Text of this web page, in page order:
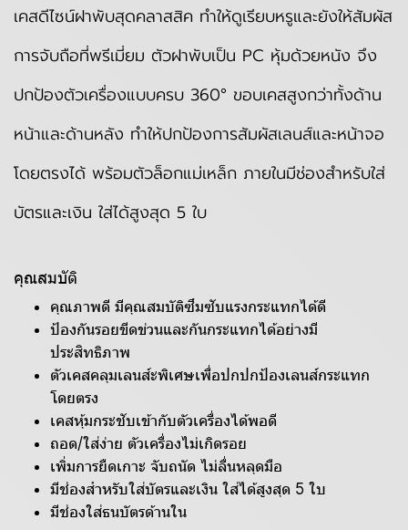
เคสดีไซน์ฝาพับสุดคลาสสิค ทำให้ดูเรียบหรูและยังให้สัมผัส
การจับถือที่พรีเมี่ยม ตัวฝาพับเป็น PC หุ้มด้วยหนัง จึง
ปกป้องตัวเครื่องแบบครบ 360° ขอบเคสสูงกว่าทั้งด้าน
หน้าและด้านหลัง ทำให้ปกป้องการสัมผัสเลนส์และหน้าจอ
โดยตรงได้ พร้อมตัวล็อกแม่เหล็ก ภายในมีช่องสำหรับใส่
บัตรและเงิน ใส่ได้สูงสุด 5 ใบ
คุณสมบัติ
คุณภาพดี มีคุณสมบัติซึมซับแรงกระแทกได้ดี
ป้องกันรอยขีดข่วนและกันกระแทกได้อย่างมี
ประสิทธิภาพ
ตัวเคสคลุมเลนส์ะพิเศษเพื่อปกปกป้องเลนส์กระแทก
โดยตรง
เคสหุ้มกระชับเข้ากับตัวเครื่องได้พอดี
ถอด/ใส่ง่าย ตัวเครื่องไม่เกิดรอย
เพิ่มการยืดเกาะ จับถนัด ไม่ลื่นหลุดมือ
มีช่องสำหรับใส่บัตรและเงิน ใส่ได้สูงสุด 5 ใบ
มีช่องใส่ธนบัตรด้านใน